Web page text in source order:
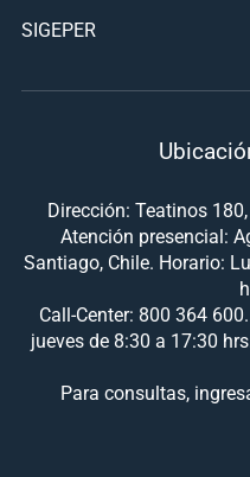
SIGEPER
Dirección: Teatinos
Atención presencial:
Santiago, Chile. Horario:
Call-Center: 800 364
jueves de 8:30 a 17:30
Para consultas,